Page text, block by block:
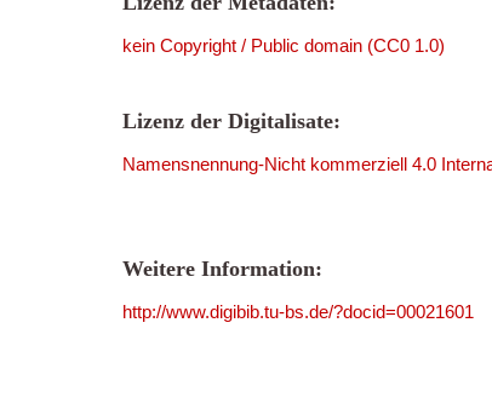
kein Copyright / Public domain (CC0 1.0)
Lizenz der Digitalisate:
Namensnennung-Nicht kommerziell 4.0
Weitere Information:
http://www.digibib.tu-bs.de/?docid=00021601